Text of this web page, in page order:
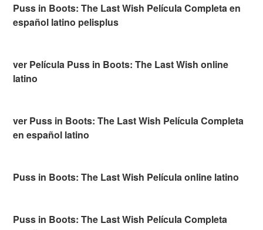
Puss in Boots: The Last Wish Película Completa en
español latino pelisplus
ver Película Puss in Boots: The Last Wish online
latino
ver Puss in Boots: The Last Wish Película Completa
en español latino
Puss in Boots: The Last Wish Película online latino
Puss in Boots: The Last Wish Película Completa